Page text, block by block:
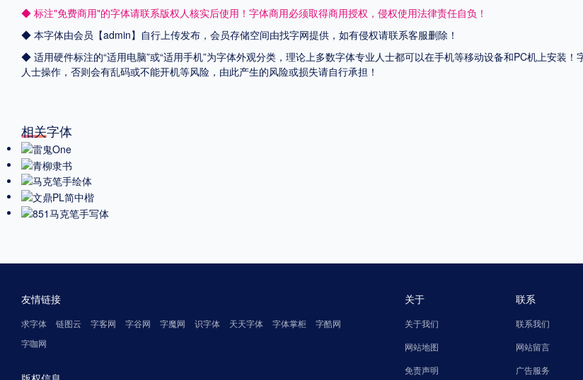
◆ 标注"免费商用"的字体请联系版权人核实后使用！字体商用必须取得商用授权，侵权使用法律责任自负！
◆ 本字体由会员【admin】自行上传发布，会员存储空间由找字网提供，如有侵权请联系客服删除！
◆ 适用硬件标注的“适用电脑”或“适用手机”为字体外观分类，理论上多数字体专业人士都可以在手机等移动设备和PC机上安装
人士操作，否则会有乱码或不能开机等风险，由此产生的风险或损失请自行承担！
相关字体
友情链接
求字体 链图云 字客网 字谷网 字魔网 识字体 天天字体 字体掌柜
字酷网
字咖网
关于
关于我们
网站地图
免责声明
联系
联系我们
网站留言
广告服务